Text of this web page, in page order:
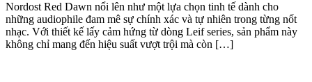
Nordost Red Dawn nổi lên như một lựa chọn tinh tế dành cho
những audiophile đam mê sự chính xác và tự nhiên trong từng nốt
nhạc. Với thiết kế lấy cảm hứng từ dòng Leif series, sản phẩm này
không chỉ mang đến hiệu suất vượt trội mà còn […]